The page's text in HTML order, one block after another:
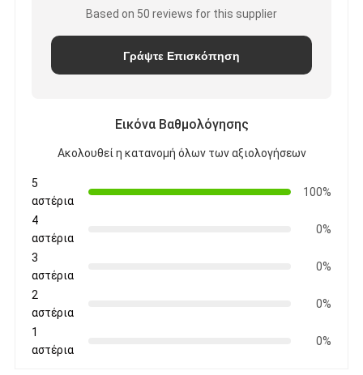
Based on 50 reviews for this supplier
Γράψτε Επισκόπηση
Εικόνα Βαθμολόγησης
Ακολουθεί η κατανομή όλων των αξιολογήσεων
5
αστέρια
100%
4
αστέρια
0%
3
αστέρια
0%
2
αστέρια
0%
1
αστέρια
0%